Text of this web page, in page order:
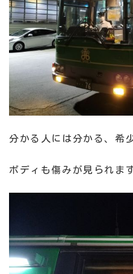
分かる人には分かる、希
ボディも傷みが見られま